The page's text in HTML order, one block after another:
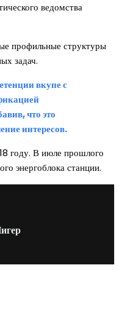
ведомства
профильные структуры
задач.
вкупе с
что это
интересов.
году. В июле прошлого
энергоблока станции.